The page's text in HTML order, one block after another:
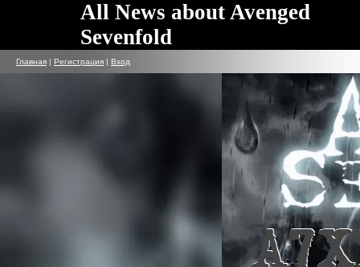
All News about Avenged
Sevenfold
Главная | Регистрация | Вход